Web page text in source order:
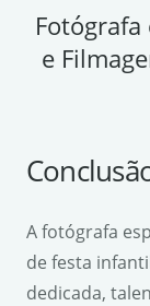
e
A fotógrafa
de festa
dedicada,